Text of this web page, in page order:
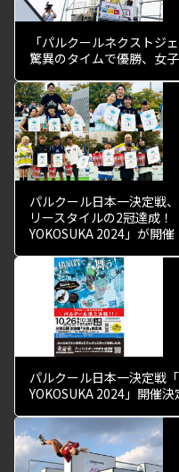
「パルクールネクストジ
驚異のタイムで優勝、女
パルクール日本一決定戦
リースタイルの2冠達成！
YOKOSUKA 2024」が開催
パルクール日本一決定戦
YOKOSUKA 2024」開催